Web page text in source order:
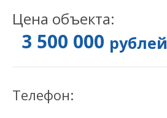
Цена объекта:
3 500 000 рублей
Телефон: